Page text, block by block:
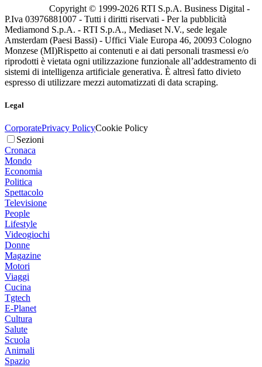
Copyright © 1999-2026 RTI S.p.A. Business Digital -
P.Iva 03976881007 - Tutti i diritti riservati - Per la pubblicità
Mediamond S.p.A. - RTI S.p.A., Mediaset N.V., sede legale
Amsterdam (Paesi Bassi) - Uffici Viale Europa 46, 20093 Cologno
Monzese (MI)Rispetto ai contenuti e ai dati personali trasmessi e/o
riprodotti è vietata ogni utilizzazione funzionale all’addestramento di
sistemi di intelligenza artificiale generativa. È altresì fatto divieto
espresso di utilizzare mezzi automatizzati di data scraping.
Legal
CorporatePrivacy PolicyCookie Policy
Sezioni
Cronaca
Mondo
Economia
Politica
Spettacolo
Televisione
People
Lifestyle
Videogiochi
Donne
Magazine
Motori
Viaggi
Cucina
Tgtech
E-Planet
Cultura
Salute
Scuola
Animali
Spazio